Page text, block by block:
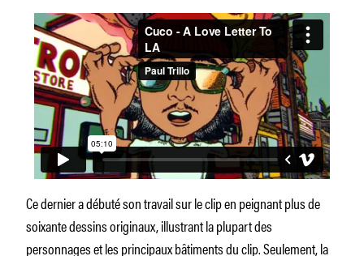
Ce dernier a débuté son travail sur le clip en peignant plus de
soixante dessins originaux, illustrant la plupart des
personnages et les principaux bâtiments du clip. Seulement, la